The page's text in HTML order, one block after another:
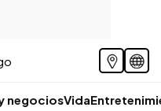
negociosVida